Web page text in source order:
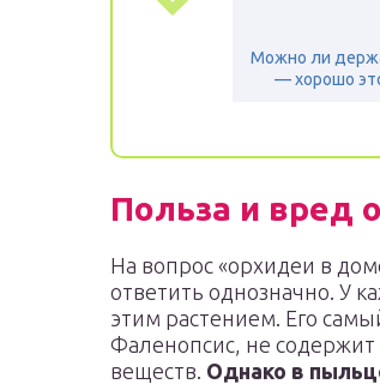
Можно ли
— хорошо
Польза и вред
На вопрос «орхидеи в
ответить однозначно. У
этим растением. Его
Фаленопсис, не
веществ. Однако в